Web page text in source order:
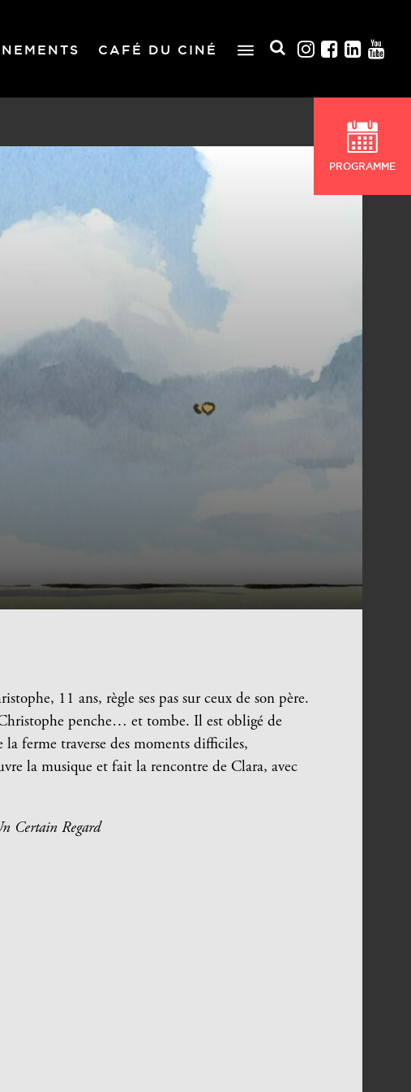
CAFÉ DU CINÉ
11 ans, règle ses pas sur ceux de son père.
penche… et tombe. Il est obligé de
ferme traverse des moments difficiles,
la musique et fait la rencontre de Clara, avec
Certain Regard
PROGRAMME